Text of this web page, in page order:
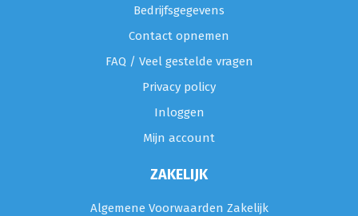
Bedrijfsgegevens
Contact opnemen
FAQ / Veel gestelde vragen
Privacy policy
Inloggen
Mijn account
ZAKELIJK
Algemene Voorwaarden Zakelijk